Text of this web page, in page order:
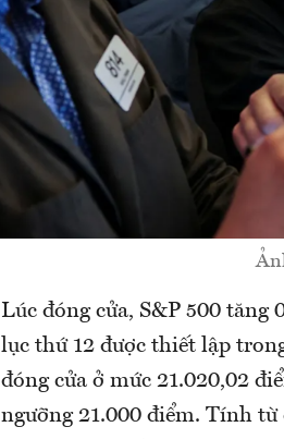
Lúc đóng cửa, S&P 500 tăng
lục thứ 12 được thiết lập
đóng cửa ở mức 21.020,02
ngưỡng 21.000 điểm. Tính từ